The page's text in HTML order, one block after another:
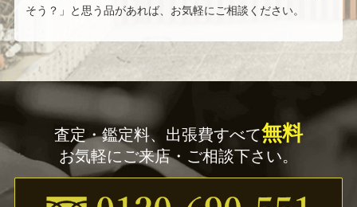
そう？」と思う品があれば、お気軽にご相談ください。
査定・鑑定料、出張費すべて無料
お気軽にご来店・ご相談下さい。